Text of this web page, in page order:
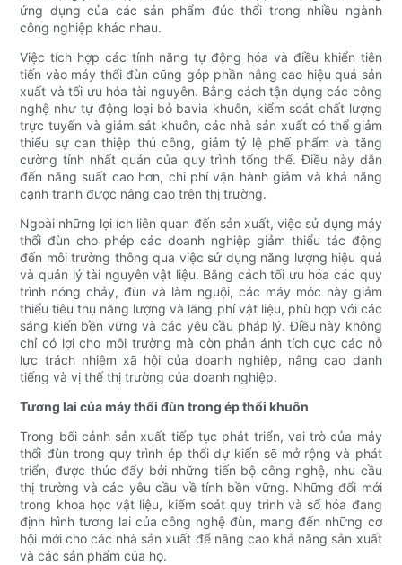
ứng dụng của các sản phẩm đúc thổi trong nhiều ngành
công nghiệp khác nhau.
Việc tích hợp các tính năng tự động hóa và điều khiển tiên
tiến vào máy thổi đùn cũng góp phần nâng cao hiệu quả sản
xuất và tối ưu hóa tài nguyên. Bằng cách tận dụng các công
nghệ như tự động loại bỏ bavia khuôn, kiểm soát chất lượng
trực tuyến và giám sát khuôn, các nhà sản xuất có thể giảm
thiểu sự can thiệp thủ công, giảm tỷ lệ phế phẩm và tăng
cường tính nhất quán của quy trình tổng thể. Điều này dẫn
đến năng suất cao hơn, chi phí vận hành giảm và khả năng
cạnh tranh được nâng cao trên thị trường.
Ngoài những lợi ích liên quan đến sản xuất, việc sử dụng máy
thổi đùn cho phép các doanh nghiệp giảm thiểu tác động
đến môi trường thông qua việc sử dụng năng lượng hiệu quả
và quản lý tài nguyên vật liệu. Bằng cách tối ưu hóa các quy
trình nóng chảy, đùn và làm nguội, các máy móc này giảm
thiểu tiêu thụ năng lượng và lãng phí vật liệu, phù hợp với các
sáng kiến ​​bền vững và các yêu cầu pháp lý. Điều này không
chỉ có lợi cho môi trường mà còn phản ánh tích cực các nỗ
lực trách nhiệm xã hội của doanh nghiệp, nâng cao danh
tiếng và vị thế thị trường của doanh nghiệp.
Tương lai của máy thổi đùn trong ép thổi khuôn
Trong bối cảnh sản xuất tiếp tục phát triển, vai trò của máy
thổi đùn trong quy trình ép thổi dự kiến ​​sẽ mở rộng và phát
triển, được thúc đẩy bởi những tiến bộ công nghệ, nhu cầu
thị trường và các yêu cầu về tính bền vững. Những đổi mới
trong khoa học vật liệu, kiểm soát quy trình và số hóa đang
định hình tương lai của công nghệ đùn, mang đến những cơ
hội mới cho các nhà sản xuất để nâng cao khả năng sản xuất
và các sản phẩm của họ.